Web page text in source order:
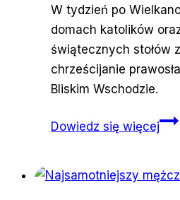
W tydzień po
domach katolików
świątecznych stołów
chrześcijanie
Bliskim Wschodzie.
Dowiedz się więcej